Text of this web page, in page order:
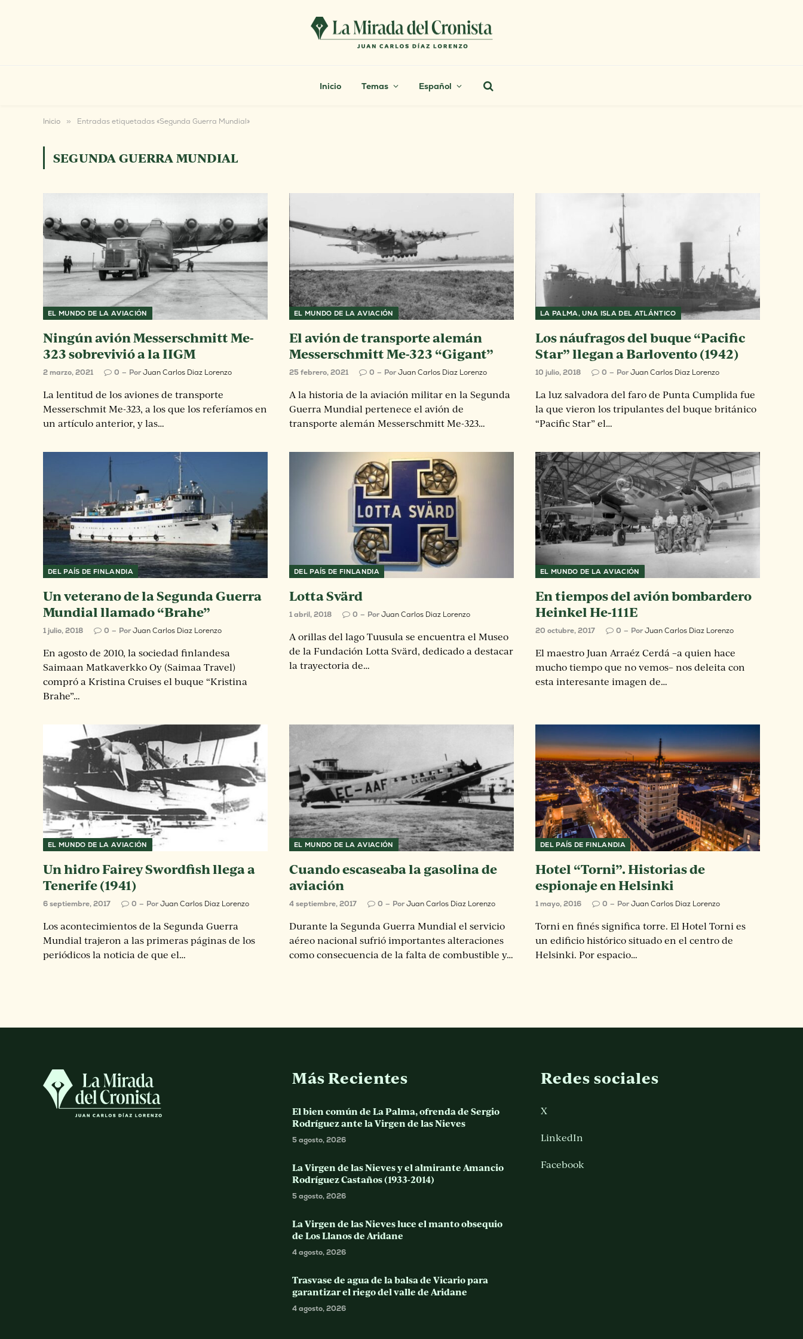
Inicio Temas Español
Inicio » Entradas etiquetadas «Segunda Guerra Mundial»
SEGUNDA GUERRA MUNDIAL
EL MUNDO DE LA AVIACIÓN
Ningún avión Messerschmitt Me-
323 sobrevivió a la IIGM
2 marzo, 2021 0 PorJuan Carlos Diaz Lorenzo
La lentitud de los aviones de transporte
Messerschmit Me-323, a los que los referíamos en
un artículo anterior, y las…
EL MUNDO DE LA AVIACIÓN
El avión de transporte alemán
Messerschmitt Me-323 “Gigant”
25 febrero, 2021 0 PorJuan Carlos Diaz Lorenzo
A la historia de la aviación militar en la Segunda
Guerra Mundial pertenece el avión de
transporte alemán Messerschmitt Me-323…
LA PALMA, UNA ISLA DEL ATLÁNTICO
Los náufragos del buque “Pacific
Star” llegan a Barlovento (1942)
10 julio, 2018 0 PorJuan Carlos Diaz Lorenzo
La luz salvadora del faro de Punta Cumplida fue
la que vieron los tripulantes del buque británico
“Pacific Star” el…
DEL PAÍS DE FINLANDIA
Un veterano de la Segunda Guerra
Mundial llamado “Brahe”
1 julio, 2018 0 PorJuan Carlos Diaz Lorenzo
En agosto de 2010, la sociedad finlandesa
Saimaan Matkaverkko Oy (Saimaa Travel)
compró a Kristina Cruises el buque “Kristina
Brahe”…
DEL PAÍS DE FINLANDIA
Lotta Svärd
1 abril, 2018 0 PorJuan Carlos Diaz Lorenzo
A orillas del lago Tuusula se encuentra el Museo
de la Fundación Lotta Svärd, dedicado a destacar
la trayectoria de…
EL MUNDO DE LA AVIACIÓN
En tiempos del avión bombardero
Heinkel He-111E
20 octubre, 2017 0 PorJuan Carlos Diaz Lorenzo
El maestro Juan Arraéz Cerdá –a quien hace
mucho tiempo que no vemos– nos deleita con
esta interesante imagen de…
EL MUNDO DE LA AVIACIÓN
Un hidro Fairey Swordfish llega a
Tenerife (1941)
6 septiembre, 2017 0 PorJuan Carlos Diaz Lorenzo
Los acontecimientos de la Segunda Guerra
Mundial trajeron a las primeras páginas de los
periódicos la noticia de que el…
EL MUNDO DE LA AVIACIÓN
Cuando escaseaba la gasolina de
aviación
4 septiembre, 2017 0 PorJuan Carlos Diaz Lorenzo
Durante la Segunda Guerra Mundial el servicio
aéreo nacional sufrió importantes alteraciones
como consecuencia de la falta de combustible y…
DEL PAÍS DE FINLANDIA
Hotel “Torni”. Historias de
espionaje en Helsinki
1 mayo, 2016 0 PorJuan Carlos Diaz Lorenzo
Torni en finés significa torre. El Hotel Torni es
un edificio histórico situado en el centro de
Helsinki. Por espacio…
Más Recientes
El bien común de La Palma, ofrenda de Sergio
Rodríguez ante la Virgen de las Nieves
5 agosto, 2026
La Virgen de las Nieves y el almirante Amancio
Rodríguez Castaños (1933-2014)
5 agosto, 2026
La Virgen de las Nieves luce el manto obsequio
de Los Llanos de Aridane
4 agosto, 2026
Trasvase de agua de la balsa de Vicario para
garantizar el riego del valle de Aridane
4 agosto, 2026
Redes sociales
X
LinkedIn
Facebook